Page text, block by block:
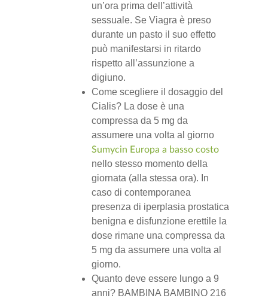
un’ora prima dell’attività
sessuale. Se Viagra è preso
durante un pasto il suo effetto
può manifestarsi in ritardo
rispetto all’assunzione a
digiuno.
Come scegliere il dosaggio del
Cialis? La dose è una
compressa da 5 mg da
assumere una volta al giorno
Sumycin Europa a basso costo
nello stesso momento della
giornata (alla stessa ora). In
caso di contemporanea
presenza di iperplasia prostatica
benigna e disfunzione erettile la
dose rimane una compressa da
5 mg da assumere una volta al
giorno.
Quanto deve essere lungo a 9
anni? BAMBINA BAMBINO 216